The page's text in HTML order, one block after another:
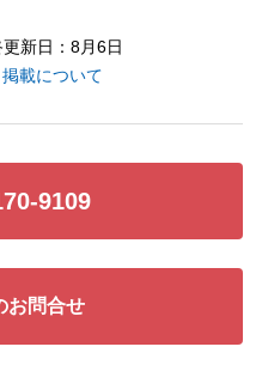
新日：8月6日
掲載について
9109
お問合せ